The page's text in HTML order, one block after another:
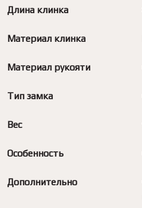
Длина клинка
Материал клинка
Материал рукояти
Тип замка
Вес
Особенность
Дополнительно